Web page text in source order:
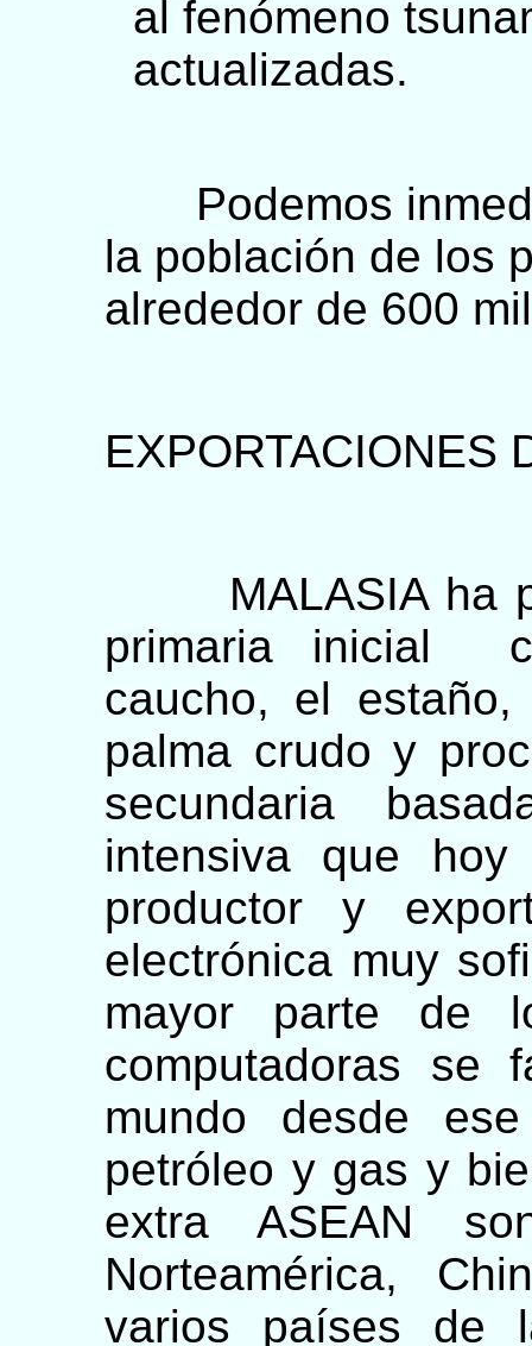
al fenómeno
actualizadas.
Podemos
la población de los
alrededor de 600
EXPORTACIONES
MALASIA ha
primaria inicial
caucho, el
palma crudo y
secundaria
intensiva que
productor y
electrónica muy
mayor parte de
computadoras se
mundo desde
petróleo y gas y
extra ASEAN
Norteamérica,
varios países de